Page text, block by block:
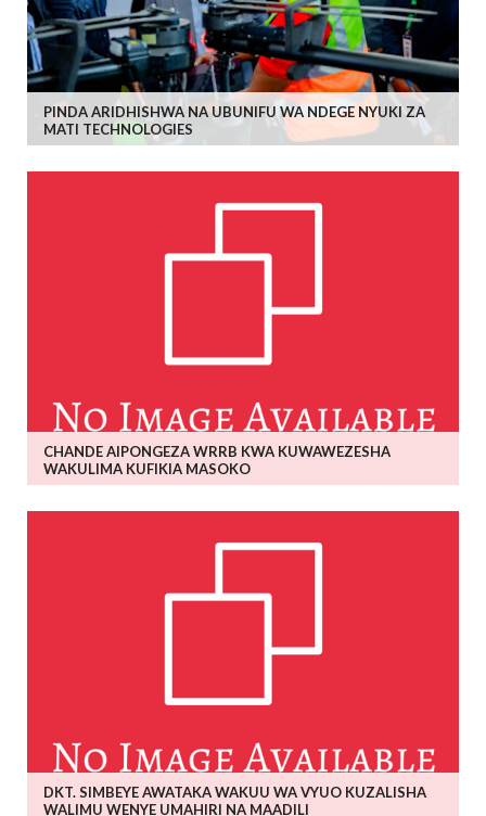
PINDA ARIDHISHWA NA UBUNIFU WA NDEGE NYUKI ZA
MATI TECHNOLOGIES
CHANDE AIPONGEZA WRRB KWA KUWAWEZESHA
WAKULIMA KUFIKIA MASOKO
DKT. SIMBEYE AWATAKA WAKUU WA VYUO KUZALISHA
WALIMU WENYE UMAHIRI NA MAADILI